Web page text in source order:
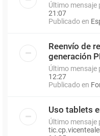
Último mensaje
21:07
Publicado en
Reenvío de
generación
Último mensaje
12:27
Publicado en
Uso tablets
Último mensaje